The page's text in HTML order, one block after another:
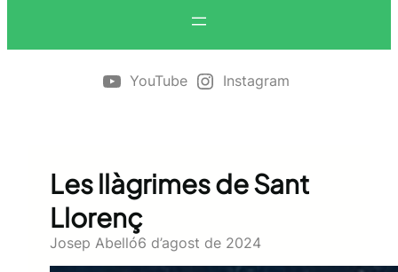
YouTube Instagram
Les llàgrimes de Sant
Llorenç
Josep Abelló6 d’agost de 2024